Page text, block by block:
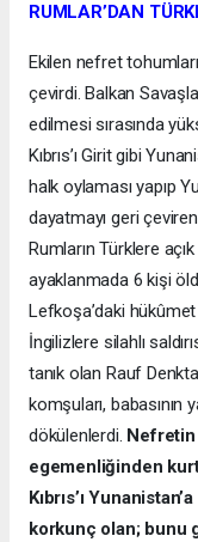
RUMLAR’DAN
Ekilen nefret
çevirdi. Balkan
edilmesi sırasında
Kıbrıs’ı Girit gibi
halk oylaması yapıp
dayatmayı geri
Rumların Türklere açık
ayaklanmada 6 kişi
Lefkoşa’daki hükûmet
İngilizlere silahlı
tanık olan Rauf
komşuları, babasının
dökülenlerdi. Nefretin
egemenliğinden
Kıbrıs’ı
korkunç olan; bunu